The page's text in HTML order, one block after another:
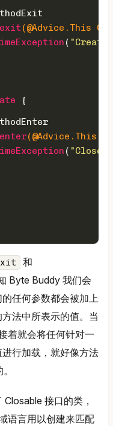
exit (@Advice .This
(
{
enter(@Advice .This
(
和
Byte Buddy 我们会
任何参数都会被加上
法中所表示的值。当
着就会将任何针对一
行加载，就好像方法
接口的类，
语言用以创建来匹配